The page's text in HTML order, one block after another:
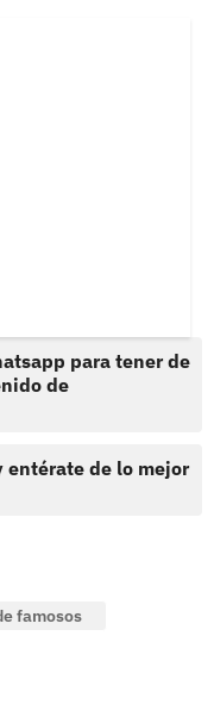
para tener de
de
entérate de lo mejor
famosos